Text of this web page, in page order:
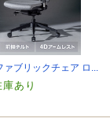
ァブリックチェア ロ...
庫あり